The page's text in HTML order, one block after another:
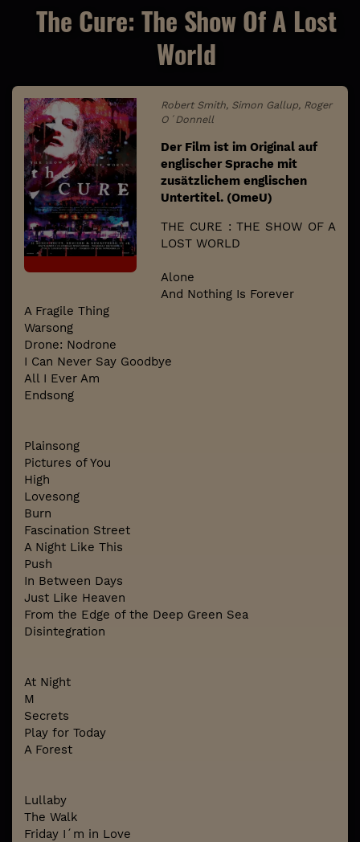
The Cure: The Show Of A Lost
World
Robert Smith, Simon Gallup, Roger
O´Donnell
Der Film ist im Original auf
englischer Sprache mit
zusätzlichem englischen
Untertitel. (OmeU)
THE CURE : THE SHOW OF A
LOST WORLD
Alone
And Nothing Is Forever
A Fragile Thing
Warsong
Drone: Nodrone
I Can Never Say Goodbye
All I Ever Am
Endsong
Plainsong
Pictures of You
High
Lovesong
Burn
Fascination Street
A Night Like This
Push
In Between Days
Just Like Heaven
From the Edge of the Deep Green Sea
Disintegration
At Night
M
Secrets
Play for Today
A Forest
Lullaby
The Walk
Friday I´m in Love